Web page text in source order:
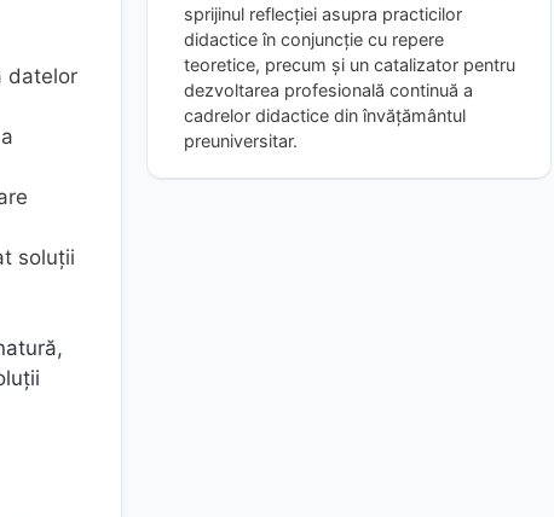
datelor
soluții
sprijinul reflecției asupra practicilor
didactice în conjuncție cu repere
teoretice, precum și un catalizator pentru
dezvoltarea profesională continuă a
cadrelor didactice din învățământul
preuniversitar.